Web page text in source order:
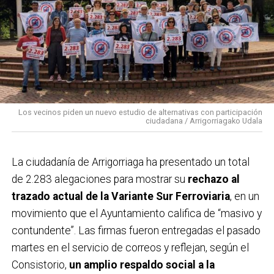
más jóvenes. La organización recomienda el uso del
transporte público, especialmente Bizkaibus y Renfe
Cercanías, ya que la fiesta se desarrollará en el centro
urbano del municipio.
Los vecinos piden un nuevo estudio de alternativas con participación
ciudadana / Arrigorriagako Udala
La ciudadanía de Arrigorriaga ha presentado un total
de 2.283 alegaciones para mostrar su rechazo al
trazado actual de la Variante Sur Ferroviaria, en un
movimiento que el Ayuntamiento califica de “masivo y
contundente”. Las firmas fueron entregadas el pasado
martes en el servicio de correos y reflejan, según el
Consistorio, un amplio respaldo social a la